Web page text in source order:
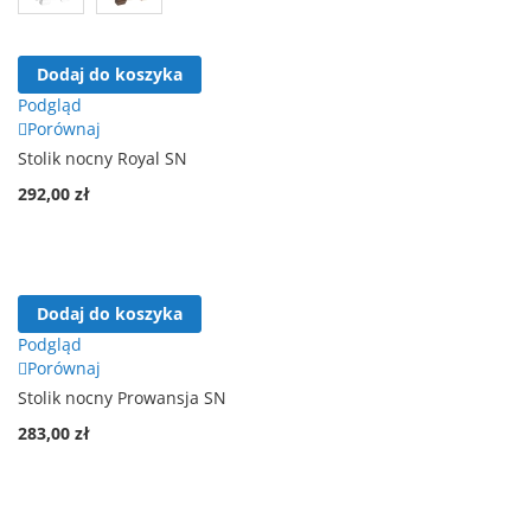
Dodaj do koszyka
Podgląd
Porównaj
Stolik nocny Royal SN
292,00 zł
Dodaj do koszyka
Podgląd
Porównaj
Stolik nocny Prowansja SN
283,00 zł